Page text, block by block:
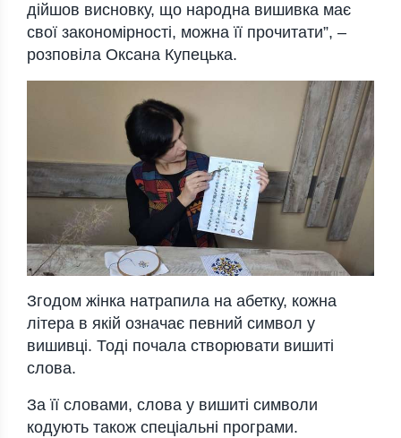
дійшов висновку, що народна вишивка має
свої закономірності, можна її прочитати”, –
розповіла Оксана Купецька.
Згодом жінка натрапила на абетку, кожна
літера в якій означає певний символ у
вишивці. Тоді почала створювати вишиті
слова.
За її словами, слова у вишиті символи
кодують також спеціальні програми.